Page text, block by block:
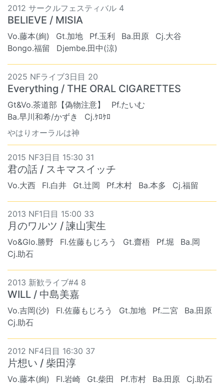
2012 サークルフェスティバル 4
BELIEVE / MISIA
Vo.藤本(絢) Gt.加地 Pf.玉利 Ba.田原
Cj.大谷
Bongo.福留
Djembe.田中(涼)
2025 NFライブ3日目 20
Everything / THE ORAL CIGARETTES
Gt&Vo.茶道部【偽物注意】
Pf.たいむ
Ba.早川和希/かずき
Cj.ｹﾛｹﾛ
やはりオーラルは神
2015 NF3日目 15:30 31
君の話 / スキマスイッチ
Vo.大西 Fl.白井 Gt.辻岡 Pf.木村 Ba.本多 Cj.福留
2013 NF1日目 15:00 33
月のワルツ / 諫山実生
Vo&Glo.勝野 Fl.佐藤もじろう Gt.齋梧 Pf.堀
Ba.岡
Cj.助石
2013 新歓ライブ#4 8
WILL / 中島美嘉
Vo.吉岡(沙) Fl.佐藤もじろう Gt.加地 Pf.二宮
Ba.田原
Cj.助石
2012 NF4日目 16:30 37
片想い / 柴田淳
Vo.藤本(絢) Fl.岩崎 Gt.柴田 Pf.市村 Ba.田原 Cj.助石